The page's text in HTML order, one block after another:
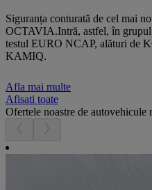
Siguranța conturată de cel mai
OCTAVIA.Intră, astfel, în
testul EURO NCAP, alături de
KAMIQ.
Afla mai multe
Afisati toate
Ofertele noastre de autovehicule